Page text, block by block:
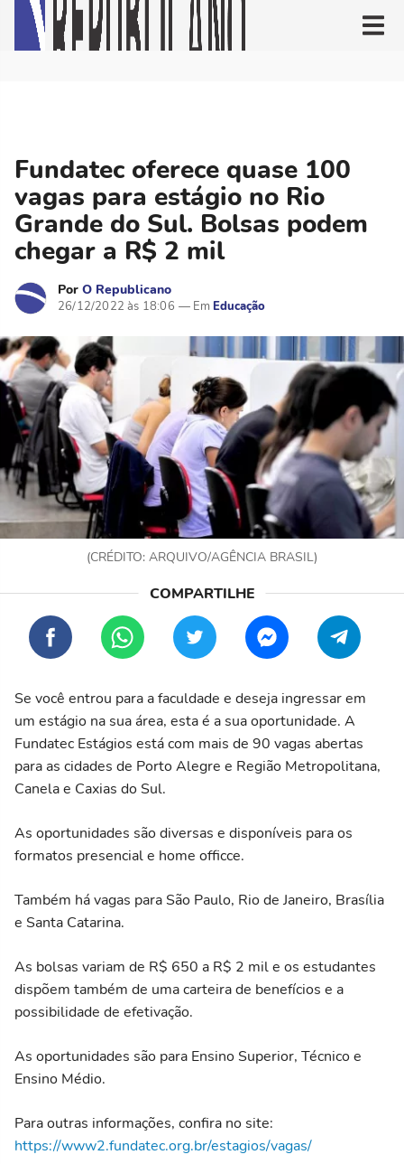
Fundatec oferece quase 100
vagas para estágio no Rio
Grande do Sul. Bolsas podem
chegar a R$ 2 mil
Por O Republicano
26/12/2022 às 18:06 Educação
(CRÉDITO: ARQUIVO/AGÊNCIA BRASIL)
Se você entrou para a faculdade e deseja ingressar em
um estágio na sua área, esta é a sua oportunidade. A
Fundatec Estágios está com mais de 90 vagas abertas
para as cidades de Porto Alegre e Região Metropolitana,
Canela e Caxias do Sul.
As oportunidades são diversas e disponíveis para os
formatos presencial e home officce.
Também há vagas para São Paulo, Rio de Janeiro, Brasília
e Santa Catarina.
As bolsas variam de R$ 650 a R$ 2 mil e os estudantes
dispõem também de uma carteira de benefícios e a
possibilidade de efetivação.
As oportunidades são para Ensino Superior, Técnico e
Ensino Médio.
Para outras informações, confira no site:
https://www2.fundatec.org.br/estagios/vagas/